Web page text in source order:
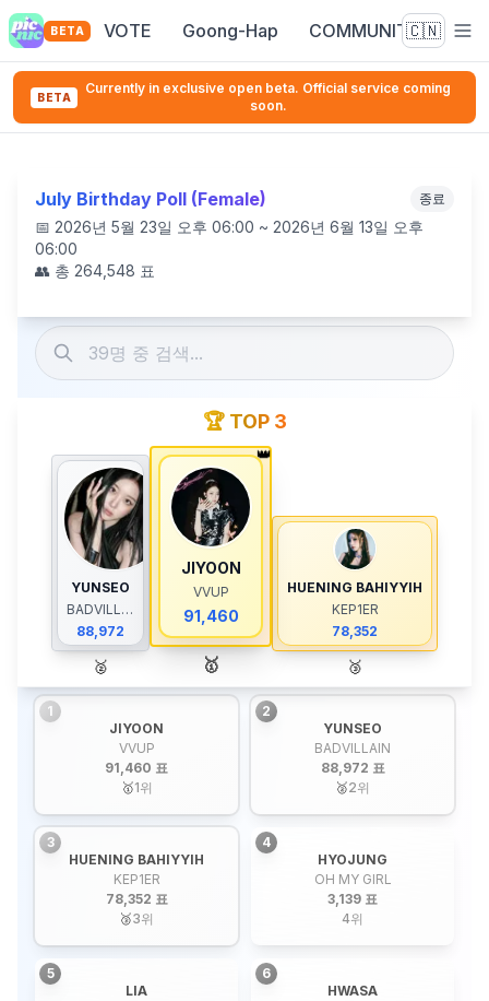
BETA VOTE Goong-Hap COMMUNITY🇨🇳
BETA
Currently in exclusive open beta. Official service coming
soon.
July Birthday Poll (Female) 종료
📅 2026년 5월 23일 오후 06:00 ~ 2026년 6월 13일 오후
06:00
👥 총 264,548 표
🏆 TOP 3
YUNSEO
BADVILLAIN
88,972
🥈
👑
JIYOON
VVUP
91,460
🥇
HUENING BAHIYYIH
KEP1ER
78,352
🥉
1
JIYOON
VVUP
91,460 표
🥇1위
2
YUNSEO
BADVILLAIN
88,972 표
🥈2위
3
HUENING BAHIYYIH
KEP1ER
78,352 표
🥉3위
4
HYOJUNG
OH MY GIRL
3,139 표
4위
5
LIA
6
HWASA